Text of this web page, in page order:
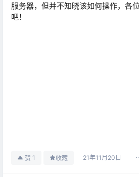
服务器，但并不知晓该如何操作，各
吧！
赞 1 收藏 21年11月20日